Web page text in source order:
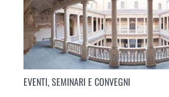
EVENTI, SEMINARI E CONVEGNI